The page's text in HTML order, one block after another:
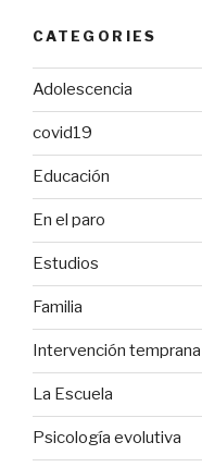
CATEGORIES
Adolescencia
covid19
Educación
En el paro
Estudios
Familia
Intervención temprana
La Escuela
Psicología evolutiva